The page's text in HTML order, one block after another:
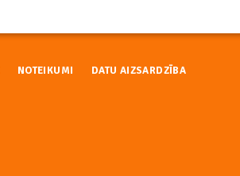
NOTEIKUMI DATU AIZSARDZĪBA